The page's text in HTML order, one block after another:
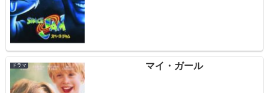
ドラマ マイ・ガール